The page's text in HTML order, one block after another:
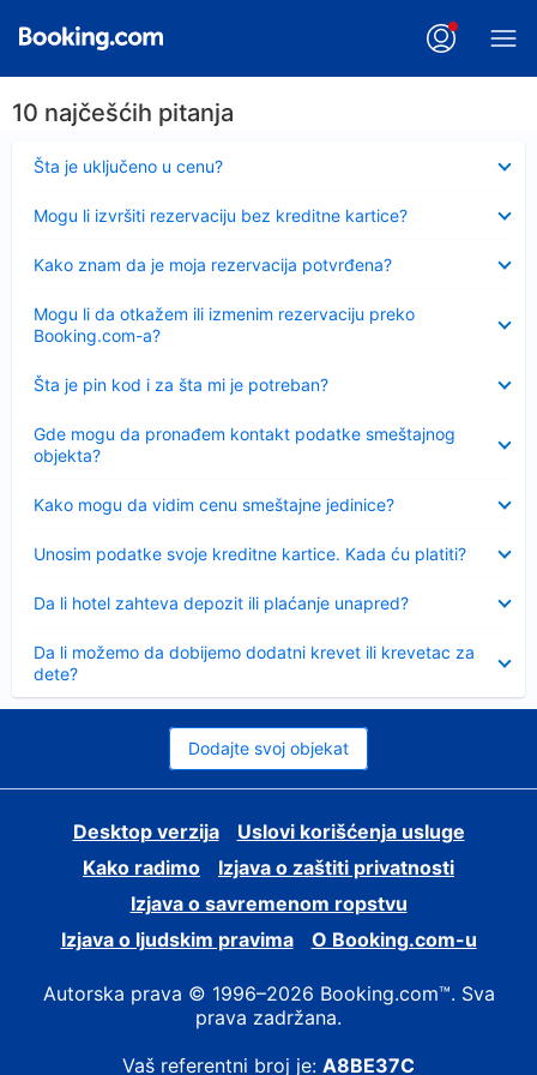
10 najčešćih pitanja
Šta je uključeno u cenu?
Sažeto
Mogu li izvršiti rezervaciju bez kreditne kartice?
Kako znam da je moja rezervacija potvrđena?
Mogu li da otkažem ili izmenim rezervaciju preko
Booking.com-a?
Šta je pin kod i za šta mi je potreban?
Sažeto
Gde mogu da pronađem kontakt podatke smeštajnog
objekta?
Kako mogu da vidim cenu smeštajne jedinice?
Unosim podatke svoje kreditne kartice. Kada ću platiti?
Da li hotel zahteva depozit ili plaćanje unapred?
Da li možemo da dobijemo dodatni krevet ili krevetac za
dete?
Dodajte svoj objekat
Desktop verzija
Uslovi korišćenja usluge
Kako radimo
Izjava o zaštiti privatnosti
Izjava o savremenom ropstvu
Izjava o ljudskim pravima
О Booking.com-u
Autorska prava © 1996–2026 Booking.com™. Sva
prava zadržana.
Vaš referentni broj je: A8BE37C